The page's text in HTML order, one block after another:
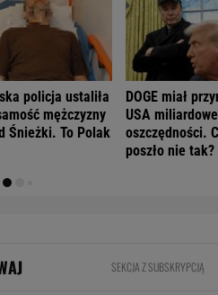
policja ustaliła
mężczyzny
Śnieżki. To Polak
DOGE miał
USA miliardowe
oszczędności.
poszło nie tak?
SEKCJA Z SUBSKRYPCJĄ